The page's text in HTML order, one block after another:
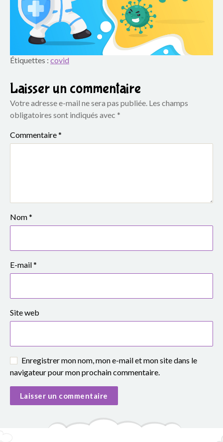
c
o
l
i
S
i
m
o
e
e
i
l
Étiquettes : covid
Laisser un commentaire
Votre adresse e-mail ne sera pas publiée. Les champs
obligatoires sont indiqués avec *
Commentaire*
Nom*
E-mail*
Site web
Enregistrer mon nom, mon e-mail et mon site dans le
navigateur pour mon prochain commentaire.